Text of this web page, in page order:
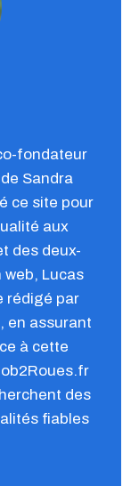
fondateur
Sandra
ce site pour
aux
des deux-
Lucas
rédigé par
en assurant
à cette
des
fiables